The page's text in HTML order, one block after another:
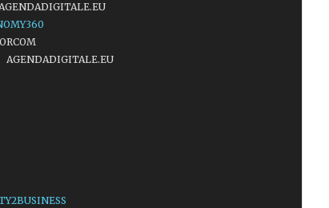
AGENDADIGITALE.EU